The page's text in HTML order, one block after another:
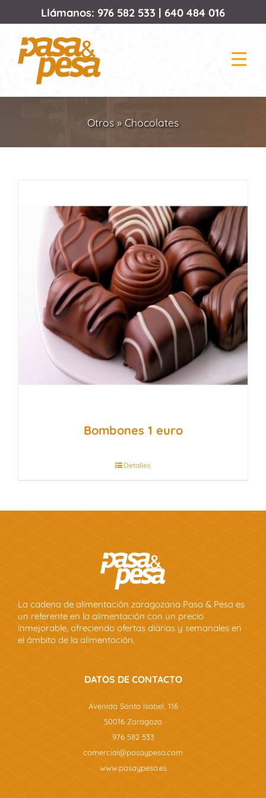
contenido
Llámanos: 976 582 533 | 640 484 016
Otros»Chocolates
Bombones 1 euro
Detalles
La cadena de alimentación zaragozana Pasa & Pesa es
un referente en la alimentación con un precio
inmejorable, ofreciendo ofertas diarias y semanales en
el ámbito de la alimentación.
DATOS DE CONTACTO
Avenida Santa Isabel, 116
50016 Zaragoza
976 582 533
comercial@pasaypesa.com
www.pasaypesa.es